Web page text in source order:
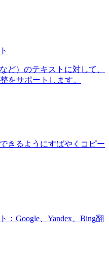
ど）のテキストに対して、
をサポートします。
きるようにすばやくコピー
：Google、Yandex、Bing翻